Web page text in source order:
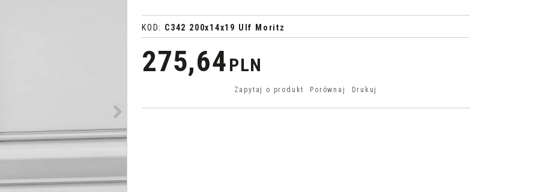
KOD: C342 200x14x19 Ulf Moritz
275,64 PLN
Zapytaj o produkt Porównaj Drukuj